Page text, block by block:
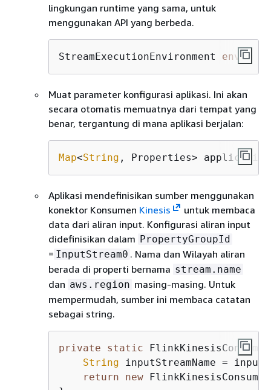
lingkungan runtime yang sama, untuk
menggunakan API yang berbeda.
StreamExecutionEnvironment env =
Muat parameter konfigurasi aplikasi. Ini akan
secara otomatis memuatnya dari tempat yang
benar, tergantung di mana aplikasi berjalan:
Map<String , Properties>
Aplikasi mendefinisikan sumber menggunakan
konektor Konsumen Kinesis
untuk membaca
data dari aliran input. Konfigurasi aliran input
didefinisikan dalam PropertyGroupId
= InputStream0 . Nama dan Wilayah aliran
berada di properti bernama stream.name
dan aws.region masing-masing. Untuk
mempermudah, sumber ini membaca catatan
sebagai string.
private static
String inputStreamName =
return
new